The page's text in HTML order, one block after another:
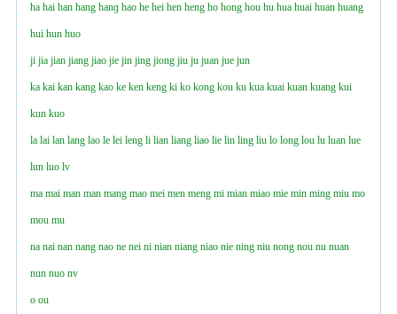
ha hai han hang hanɡ hao he hei hen heng ho hong hou hu hua huai huan huang
hui hun huo
ji jia jian jiang jiao jie jin jing jiong jiu ju juan jue jun
ka kai kan kang kao ke ken keng ki ko kong kou ku kua kuai kuan kuang kui
kun kuo
la lai lan lang lao le lei leng li lian liang liao lie lin ling liu lo long lou lu luan lue
lun luo lv
ma mai man man mang mao mei men meng mi mian miao mie min ming miu mo
mou mu
na nai nan nang nao ne nei ni nian niang niao nie ning niu nong nou nu nuan
nun nuo nv
o ou